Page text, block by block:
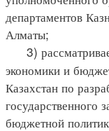
департаментов
Алматы;
3)
экономики и
Казахстан по
государственного
бюджетной